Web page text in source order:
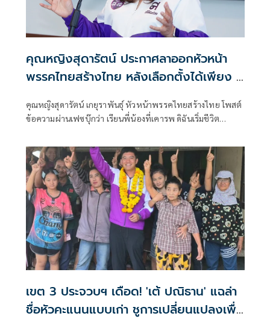
คุณหญิงสุดารัตน์ ประกาศลาออกหัวหน้า
พรรคไทยสร้างไทย หลังเลือกตั้งได้เพียง 2
คุณหญิงสุดารัตน์ เกยุราพันธุ์ หัวหน้าพรรคไทยสร้างไทย โพสต์
ข้อความผ่านเฟซบุ๊กว่า เรียนพี่น้องที่เคารพ ดิฉันเริ่มชีวิต
ตรีจำลอง ศรีเมือง และคุณพ่อสมพลของดิฉั
เขต 3 ประจวบฯ เดือด! 'เต้ ปณิธาน' แฉล่า
ชื่อหัวคะแนนแบบเก่า ชูการเปลี่ยนแปลงเพื่อ